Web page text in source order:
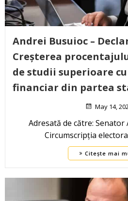
Andrei Busuioc –
Creșterea
de studii superioare
financiar din partea
May 14,
Adresată de către: Senator
Circumscripția
Citește mai